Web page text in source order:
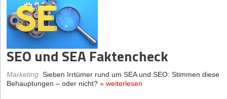
SEO und SEA Faktencheck
Marketing: Sieben Irrtümer rund um SEA und SEO: Stimmen diese
Behauptungen – oder nicht? » weiterlesen